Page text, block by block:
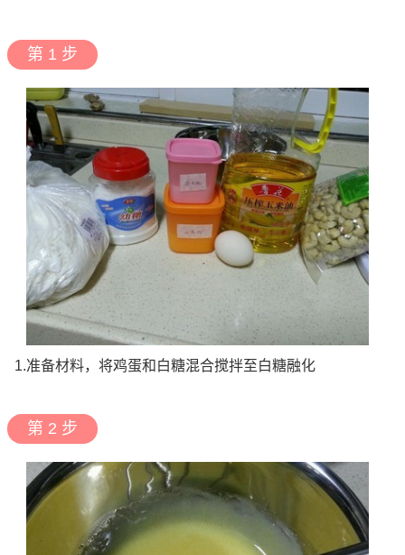
第 1 步
1.准备材料，将鸡蛋和白糖混合搅拌至白糖融化
第 2 步